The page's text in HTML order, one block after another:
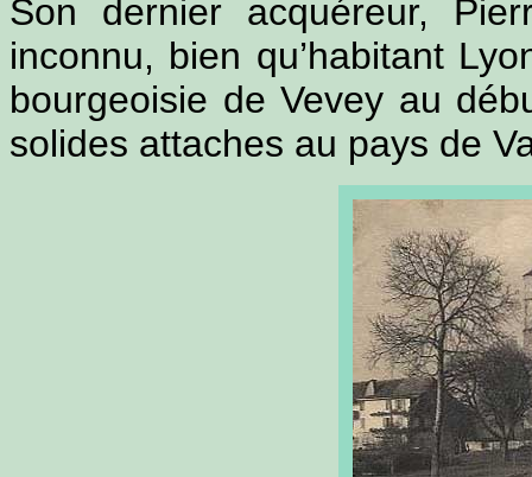
Son dernier acquéreur,
inconnu, bien qu’habitant
bourgeoisie de Vevey au
solides attaches au pays de